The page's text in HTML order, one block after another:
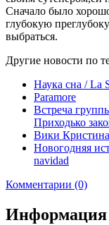
Сначало было
глубокую
выбраться.
Другие новости по
Наука сна / La
Paramore
Встреча
Приходько
Вики
Новогодняя
navidad
Комментарии (0)
Информация